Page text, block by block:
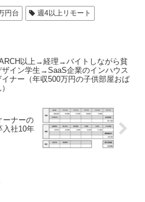
円台 週4以上リモート
以上→経理→バイトしながら貧
ザイン学生→SaaS企業のインハウス
イナー（年収500万円の子供部屋おば
ーナーの
入社10年